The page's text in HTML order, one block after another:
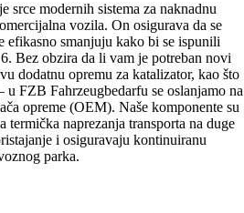
srce modernih sistema za naknadnu
vozila. On osigurava da se
efikasno smanjuju kako bi se ispunili
Bez obzira da li vam je potreban novi
dodatnu opremu za katalizator, kao što
u FZB Fahrzeugbedarfu se oslanjamo na
opreme (OEM). Naše komponente su
termička naprezanja transporta na duge
i osiguravaju kontinuiranu
parka.